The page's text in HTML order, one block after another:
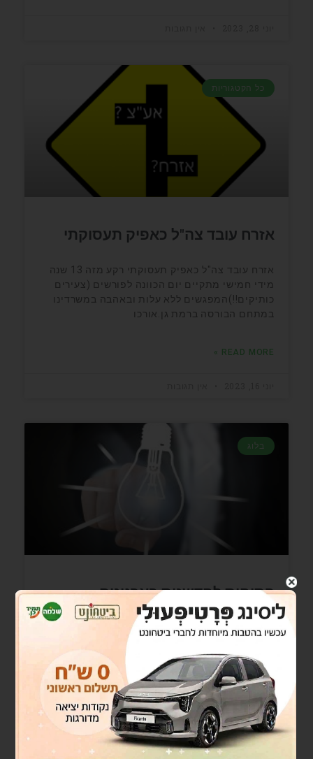
כל הקטגוריות
אזרח עובד צה"ל כאפיק תעסוקתי
אזרח עובד צה"ל כאפיק תעסוקתי רקע מזה 13 שנה
מידי חמישי מתקיים יום הכוונה לפורשים (צעירים
כותיקים!!)המפגשים ללא עלות ובאהבה במשרדינו
במתחם הבורסה ברמת גן.אורכו
READ MORE »
בלוג
פתיחות לחדשנות בארגונים
מורשה כדי להכניס את עצמי מנטלית למחויבות
ולהתחיל "לנוע בשדרות…" תכניות לחוד. מציאות
לחוד. לבנון ה2 "טרפה
READ MORE »
אין תגובות